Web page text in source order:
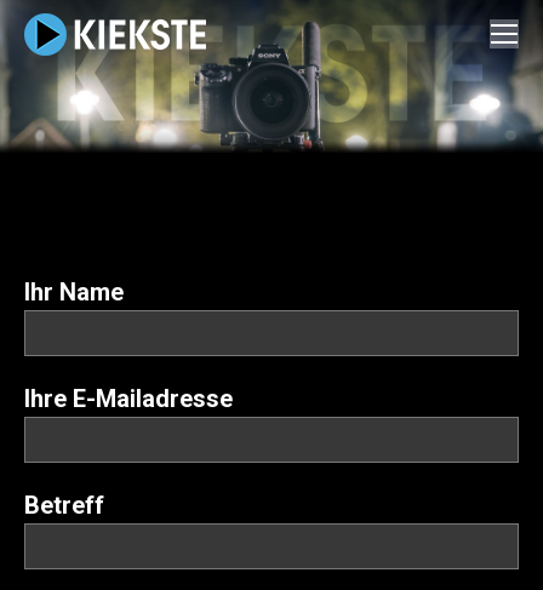
Ihr Name
Ihre E-Mailadresse
Betreff